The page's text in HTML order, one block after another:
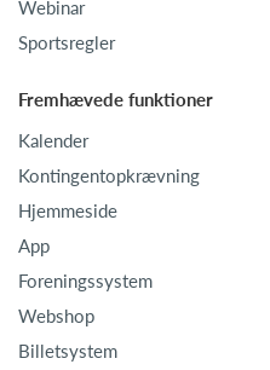
Webinar
Sportsregler
Fremhævede funktioner
Kalender
Kontingentopkrævning
Hjemmeside
App
Foreningssystem
Webshop
Billetsystem